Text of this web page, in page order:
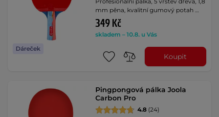
Dáreček
mm pěna, kvalitní gumový potah …
349 Kč
skladem – 10.8. u Vás
Koupit
Pingpongová pálka Joola
Carbon Pro
4.8 (24)